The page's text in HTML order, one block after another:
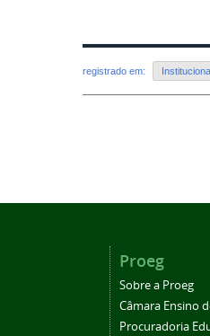
registrado em:
Proeg
Sobre a Proeg
Câmara Ensino
Procuradoria